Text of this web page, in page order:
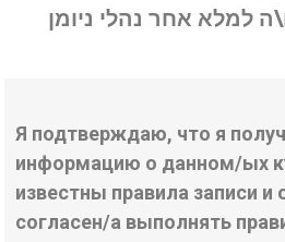
למלא אחר נהלי ניומן
Я подтверждаю, что я
информацию о данном/ых
известны правила записи
согласен/а выполнять